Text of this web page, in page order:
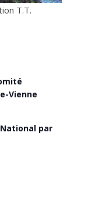
T.T.
Vienne
par